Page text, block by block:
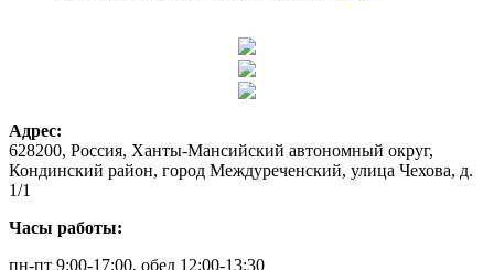
Адрес:
628200, Россия, Ханты-Мансийский автономный округ,
Кондинский район, город Междуреченский, улица Чехова, д.
1/1
Часы работы:
пн-пт 9:00-17:00, обед 12:00-13:30